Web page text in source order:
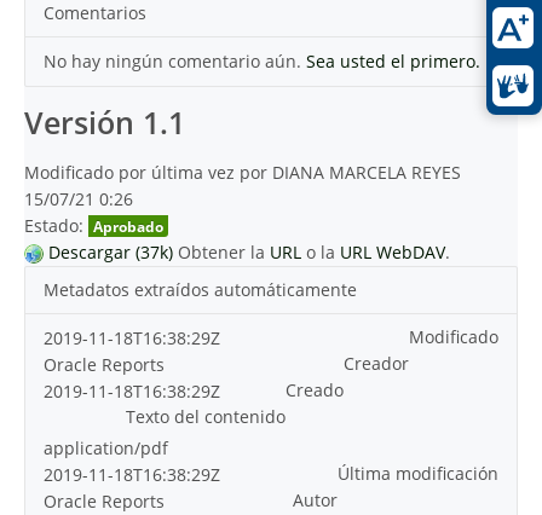
Comentarios
No hay ningún comentario aún. Sea usted el primero.
Versión 1.1
Modificado por última vez por DIANA MARCELA REYES
15/07/21 0:26
Estado: Aprobado
Descargar (37k) Obtener la URL o la URL WebDAV.
Metadatos extraídos automáticamente
Modificado
2019-11-18T16:38:29Z
Creador
Oracle Reports
Creado
2019-11-18T16:38:29Z
Texto del contenido
application/pdf
Última modificación
2019-11-18T16:38:29Z
Autor
Oracle Reports